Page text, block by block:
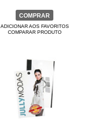
COMPRAR
ADICIONAR AOS FAVORITOS
COMPARAR PRODUTO